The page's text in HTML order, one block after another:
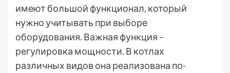
имеют большой функционал, который
нужно учитывать при выборе
оборудования. Важная функция –
регулировка мощности. В котлах
различных видов она реализована по-